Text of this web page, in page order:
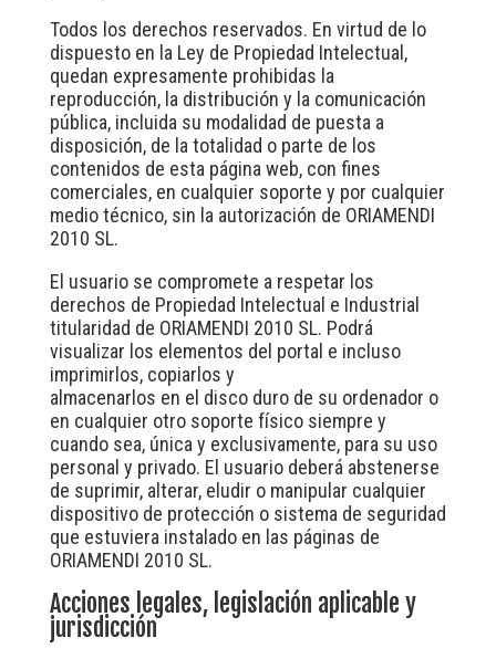
Todos los derechos reservados. En virtud de lo
dispuesto en la Ley de Propiedad Intelectual,
quedan expresamente prohibidas la
reproducción, la distribución y la comunicación
pública, incluida su modalidad de puesta a
disposición, de la totalidad o parte de los
contenidos de esta página web, con fines
comerciales, en cualquier soporte y por cualquier
medio técnico, sin la autorización de ORIAMENDI
2010 SL.
El usuario se compromete a respetar los
derechos de Propiedad Intelectual e Industrial
titularidad de ORIAMENDI 2010 SL. Podrá
visualizar los elementos del portal e incluso
imprimirlos, copiarlos y
almacenarlos en el disco duro de su ordenador o
en cualquier otro soporte físico siempre y
cuando sea, única y exclusivamente, para su uso
personal y privado. El usuario deberá abstenerse
de suprimir, alterar, eludir o manipular cualquier
dispositivo de protección o sistema de seguridad
que estuviera instalado en las páginas de
ORIAMENDI 2010 SL.
Acciones legales, legislación aplicable y
jurisdicción